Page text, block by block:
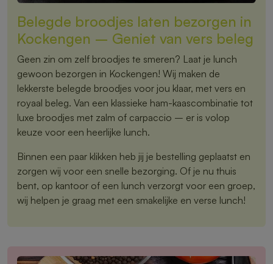
Belegde broodjes laten bezorgen in
Kockengen – Geniet van vers beleg
Geen zin om zelf broodjes te smeren? Laat je lunch
gewoon bezorgen in Kockengen! Wij maken de
lekkerste belegde broodjes voor jou klaar, met vers en
royaal beleg. Van een klassieke ham-kaascombinatie tot
luxe broodjes met zalm of carpaccio – er is volop
keuze voor een heerlijke lunch.
Binnen een paar klikken heb jij je bestelling geplaatst en
zorgen wij voor een snelle bezorging. Of je nu thuis
bent, op kantoor of een lunch verzorgt voor een groep,
wij helpen je graag met een smakelijke en verse lunch!